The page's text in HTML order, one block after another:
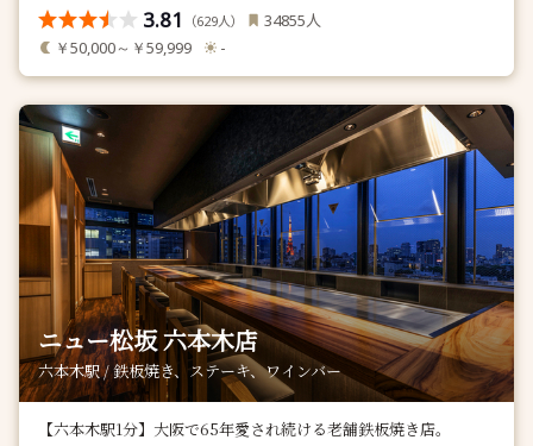
3.81 （629人） 34855人
￥50,000～￥59,999 -
ニュー松坂 六本木店
六本木駅 / 鉄板焼き、ステーキ、ワインバー
【六本木駅1分】大阪で65年愛され続ける老舗鉄板焼き店。